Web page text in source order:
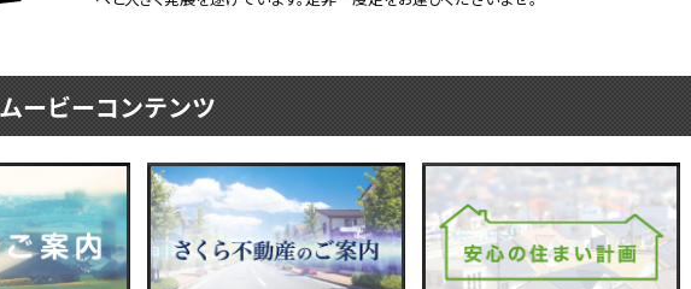
ービーコンテンツ